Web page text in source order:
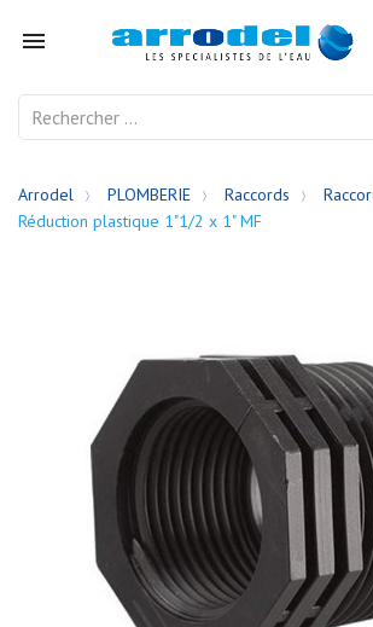

Arrodel PLOMBERIE Raccords
Réduction plastique 1"1/2 x 1" MF